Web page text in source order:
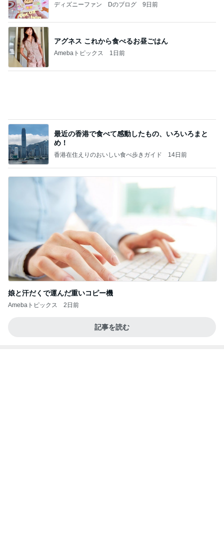
ディズニーファン Dのブログ 9日前
アグネス これから食べるお昼ごはん
Amebaトピックス 1日前
最近の香港で食べて感動したもの、いろいろまと
め！
香港在住えりのおいしい食べ歩きガイド 14日前
娘と汗だくで運んだ重いコピー機
Amebaトピックス 2日前
記事を読む